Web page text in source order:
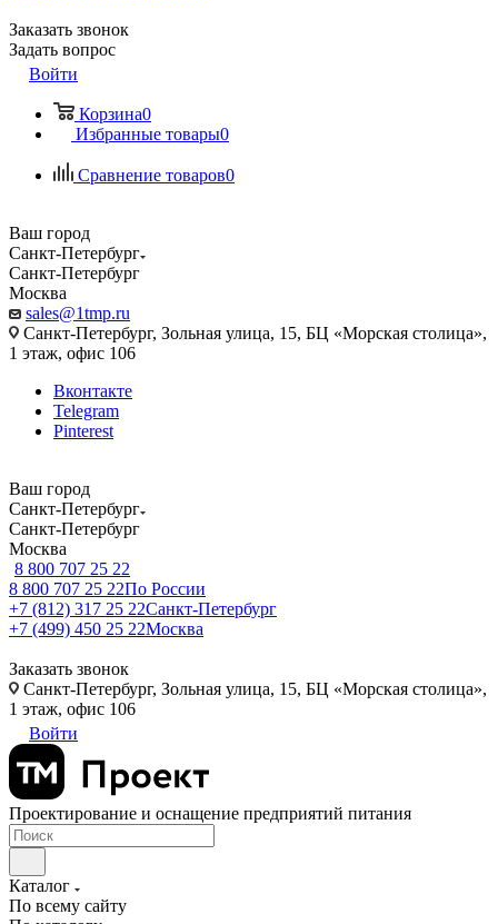
Заказать звонок
Задать вопрос
Войти
Корзина0
Избранные товары0
Сравнение товаров0
Ваш город
Санкт-Петербург
Санкт-Петербург
Москва
sales@1tmp.ru
Санкт-Петербург, Зольная улица, 15, БЦ «Морская столица»,
1 этаж, офис 106
Вконтакте
Telegram
Pinterest
Ваш город
Санкт-Петербург
Санкт-Петербург
Москва
8 800 707 25 22
8 800 707 25 22По России
+7 (812) 317 25 22Санкт-Петербург
+7 (499) 450 25 22Москва
Заказать звонок
Санкт-Петербург, Зольная улица, 15, БЦ «Морская столица»,
1 этаж, офис 106
Войти
Проектирование и оснащение предприятий питания
Каталог
По всему сайту